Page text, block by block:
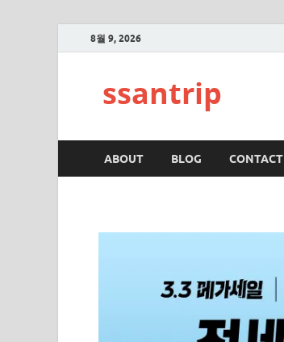
8월 9, 2026
ssantrip
ABOUT BLOG CONTACT